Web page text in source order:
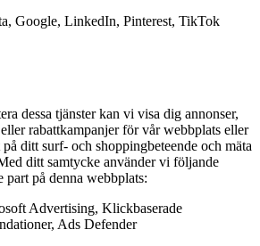
Google, LinkedIn, Pinterest, TikTok
dessa tjänster kan vi visa dig annonser,
rabattkampanjer för vår webbplats eller
ditt surf- och shoppingbeteende och mäta
ditt samtycke använder vi följande
part på denna webbplats:
Advertising, Klickbaserade
Ads Defender